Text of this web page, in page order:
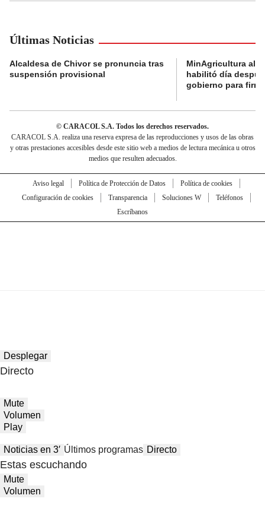
Últimas Noticias
Alcaldesa de Chivor se pronuncia tras
suspensión provisional
MinAgricultura
habilitó día
gobierno para
© CARACOL S.A. Todos los derechos reservados.
CARACOL S.A. realiza una reserva expresa de las reproducciones y usos de las obras
y otras prestaciones accesibles desde este sitio web a medios de lectura mecánica u otros
medios que resulten adecuados.
Aviso legal Política de Protección de Datos
Política de cookies
Configuración de cookies
Transparencia Soluciones W
Teléfonos
Escríbanos
Desplegar
Directo
Mute
Volumen
Play
Noticias en 3′ Últimos programas Directo
Estas escuchando
Mute
Volumen